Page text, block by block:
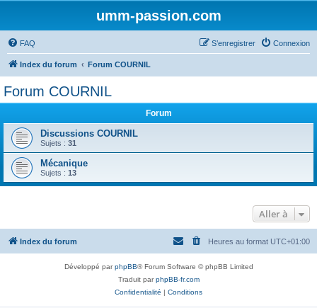
umm-passion.com
FAQ Connexion
S’enregistrer
Index du forum Forum COURNIL
Forum COURNIL
Forum
Discussions COURNIL
Sujets : 31
Mécanique
Sujets : 13
Aller à
Index du forum Heures au format UTC+01:00
Développé parphpBB® Forum Software © phpBB Limited
Traduit parphpBB-fr.com
Confidentialité | Conditions